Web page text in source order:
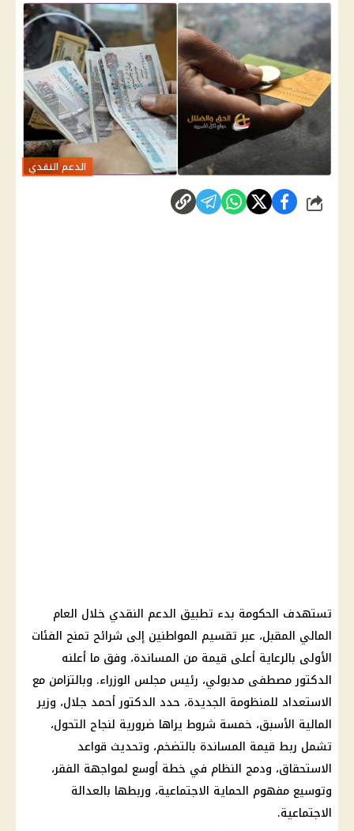
الدعم النقدي
شارك
تستهدف الحكومة بدء تطبيق الدعم النقدي خلال العام
المالي المقبل، عبر تقسيم المواطنين إلى شرائح تمنح الفئات
الأولى بالرعاية أعلى قيمة من المساندة، وفق ما أعلنه
الدكتورمصطفى مدبولي، رئيس مجلس الوزراء. وبالتزامن مع
الاستعداد للمنظومة الجديدة، حدد الدكتور أحمد جلال، وزير
المالية الأسبق، خمسة شروط يراها ضرورية لنجاح التحول،
تشمل ربط قيمة المساندة بالتضخم، وتحديث قواعد
الاستحقاق، ودمج النظام في خطة أوسع لمواجهة الفقر،
وتوسيع مفهوم الحماية الاجتماعية، وربطها بالعدالة
الاجتماعية.